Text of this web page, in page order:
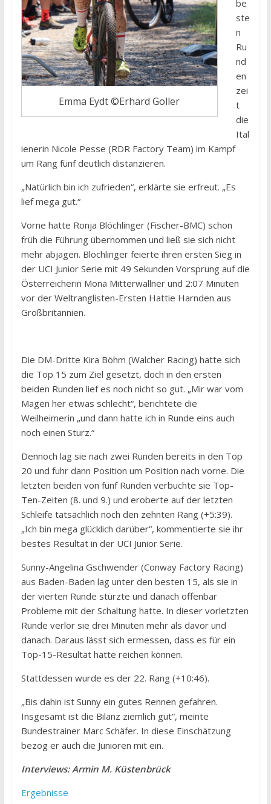
Emma Eydt ©Erhard Goller
be
ste
n
Ru
nd
en
zei
t
die
Ital
ienerin Nicole Pesse (RDR Factory Team) im Kampf
um Rang fünf deutlich distanzieren.
„Natürlich bin ich zufrieden“, erklärte sie erfreut. „Es
lief mega gut.“
Vorne hatte Ronja Blöchlinger (Fischer-BMC) schon
früh die Führung übernommen und ließ sie sich nicht
mehr abjagen. Blöchlinger feierte ihren ersten Sieg in
der UCI Junior Serie mit 49 Sekunden Vorsprung auf die
Österreicherin Mona Mitterwallner und 2:07 Minuten
vor der Weltranglisten-Ersten Hattie Harnden aus
Großbritannien.
Die DM-Dritte Kira Böhm (Walcher Racing) hatte sich
die Top 15 zum Ziel gesetzt, doch in den ersten
beiden Runden lief es noch nicht so gut. „Mir war vom
Magen her etwas schlecht“, berichtete die
Weilheimerin „und dann hatte ich in Runde eins auch
noch einen Sturz.“
Dennoch lag sie nach zwei Runden bereits in den Top
20 und fuhr dann Position um Position nach vorne. Die
letzten beiden von fünf Runden verbuchte sie Top-
Ten-Zeiten (8. und 9.) und eroberte auf der letzten
Schleife tatsächlich noch den zehnten Rang (+5:39).
„Ich bin mega glücklich darüber“, kommentierte sie ihr
bestes Resultat in der UCI Junior Serie.
Sunny-Angelina Gschwender (Conway Factory Racing)
aus Baden-Baden lag unter den besten 15, als sie in
der vierten Runde stürzte und danach offenbar
Probleme mit der Schaltung hatte. In dieser vorletzten
Runde verlor sie drei Minuten mehr als davor und
danach. Daraus lässt sich ermessen, dass es für ein
Top-15-Resultat hätte reichen können.
Stattdessen wurde es der 22. Rang (+10:46).
„Bis dahin ist Sunny ein gutes Rennen gefahren.
Insgesamt ist die Bilanz ziemlich gut“, meinte
Bundestrainer Marc Schäfer. In diese Einschätzung
bezog er auch die Junioren mit ein.
Interviews: Armin M. Küstenbrück
Ergebnisse